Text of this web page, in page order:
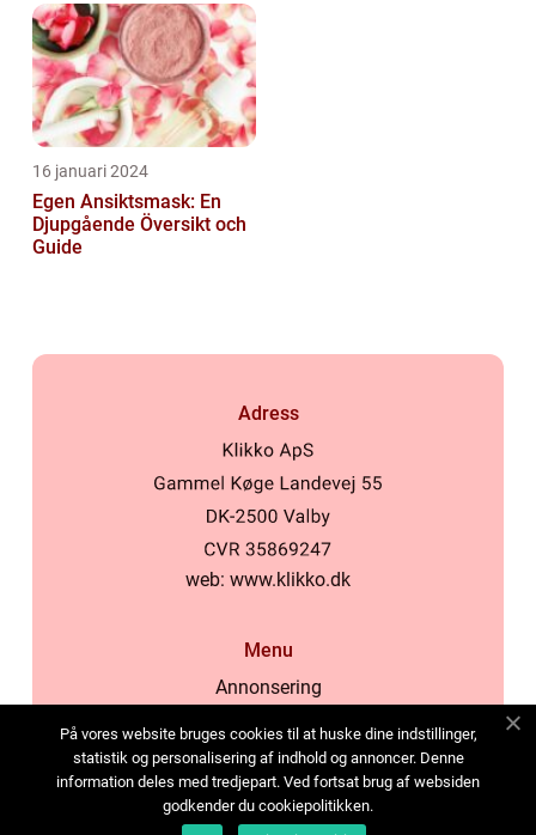
16 januari 2024
Egen Ansiktsmask: En
Djupgående Översikt och
Guide
Adress
web: www.klikko.dk
Menu
Annonsering
Cookies
Kontakta oss
Sitemap
På vores website bruges cookies til at huske dine indstillinger,
statistik og personalisering af indhold og annoncer. Denne
information deles med tredjepart. Ved fortsat brug af websiden
godkender du cookiepolitikken.